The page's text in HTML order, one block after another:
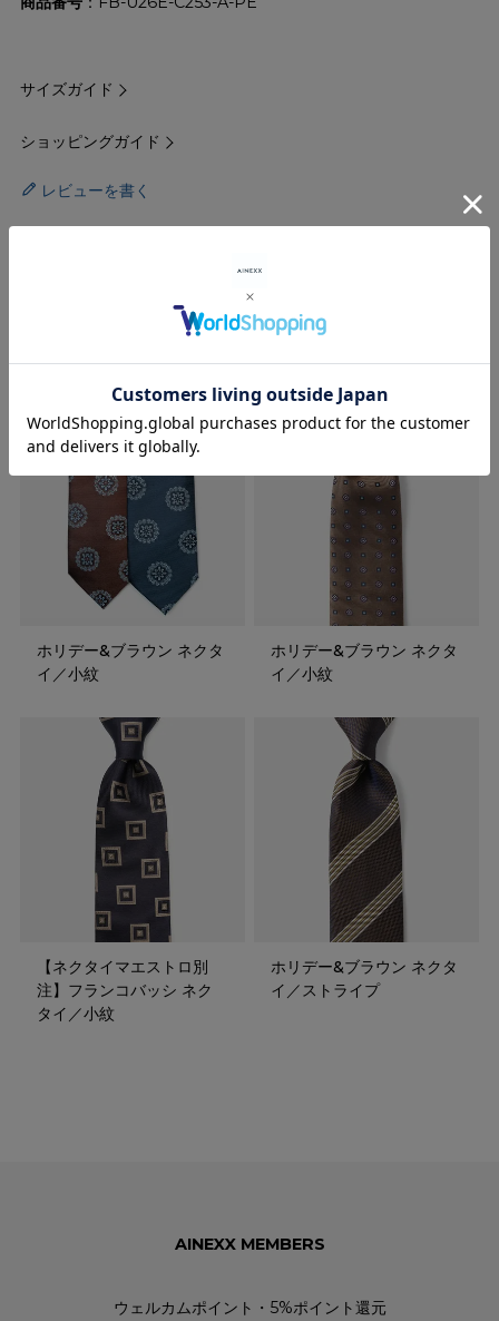
サイズガイド
ショッピングガイド
レビューを書く
RECOMMENDED ITEMS
ホリデー&ブラウン ネクタ
イ／小紋
ホリデー&ブラウン ネクタ
イ／小紋
【ネクタイマエストロ別
注】フランコバッシ ネク
タイ／小紋
ホリデー&ブラウン ネクタ
イ／ストライプ
AINEXX MEMBERS
ウェルカムポイント・5%ポイント還元